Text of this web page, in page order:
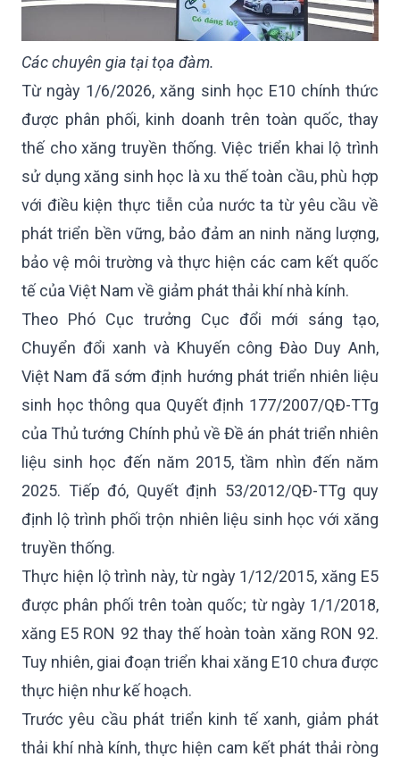
Các chuyên gia tại tọa đàm.
Từ ngày 1/6/2026, xăng sinh học E10 chính thức
được phân phối, kinh doanh trên toàn quốc, thay
thế cho xăng truyền thống. Việc triển khai lộ trình
sử dụng xăng sinh học là xu thế toàn cầu, phù hợp
với điều kiện thực tiễn của nước ta từ yêu cầu về
phát triển bền vững, bảo đảm an ninh năng lượng,
bảo vệ môi trường và thực hiện các cam kết quốc
tế của Việt Nam về giảm phát thải khí nhà kính.
Theo Phó Cục trưởng Cục đổi mới sáng tạo,
Chuyển đổi xanh và Khuyến công Đào Duy Anh,
Việt Nam đã sớm định hướng phát triển nhiên liệu
sinh học thông qua Quyết định 177/2007/QĐ-TTg
của Thủ tướng Chính phủ về Đề án phát triển nhiên
liệu sinh học đến năm 2015, tầm nhìn đến năm
2025. Tiếp đó, Quyết định 53/2012/QĐ-TTg quy
định lộ trình phối trộn nhiên liệu sinh học với xăng
truyền thống.
Thực hiện lộ trình này, từ ngày 1/12/2015, xăng E5
được phân phối trên toàn quốc; từ ngày 1/1/2018,
xăng E5 RON 92 thay thế hoàn toàn xăng RON 92.
Tuy nhiên, giai đoạn triển khai xăng E10 chưa được
thực hiện như kế hoạch.
Trước yêu cầu phát triển kinh tế xanh, giảm phát
thải khí nhà kính, thực hiện cam kết phát thải ròng